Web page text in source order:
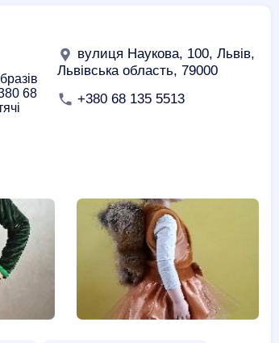
68
вулиця Наукова, 100, Львів,
Львівська область, 79000
+380 68 135 5513